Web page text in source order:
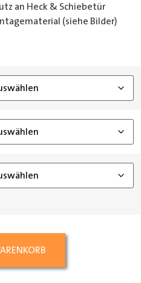
an Heck & Schiebetür
(siehe Bilder)